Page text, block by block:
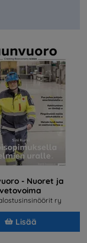
- Nuoret ja
vetovoima
ry
Lisää